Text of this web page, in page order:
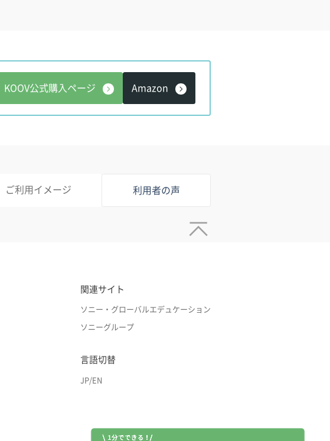
KOOV公式購入ページ Amazon
ご利用イメージ 利用者の声
関連サイト
ソニー・グローバルエデュケーション
ソニーグループ
言語切替
JP/EN